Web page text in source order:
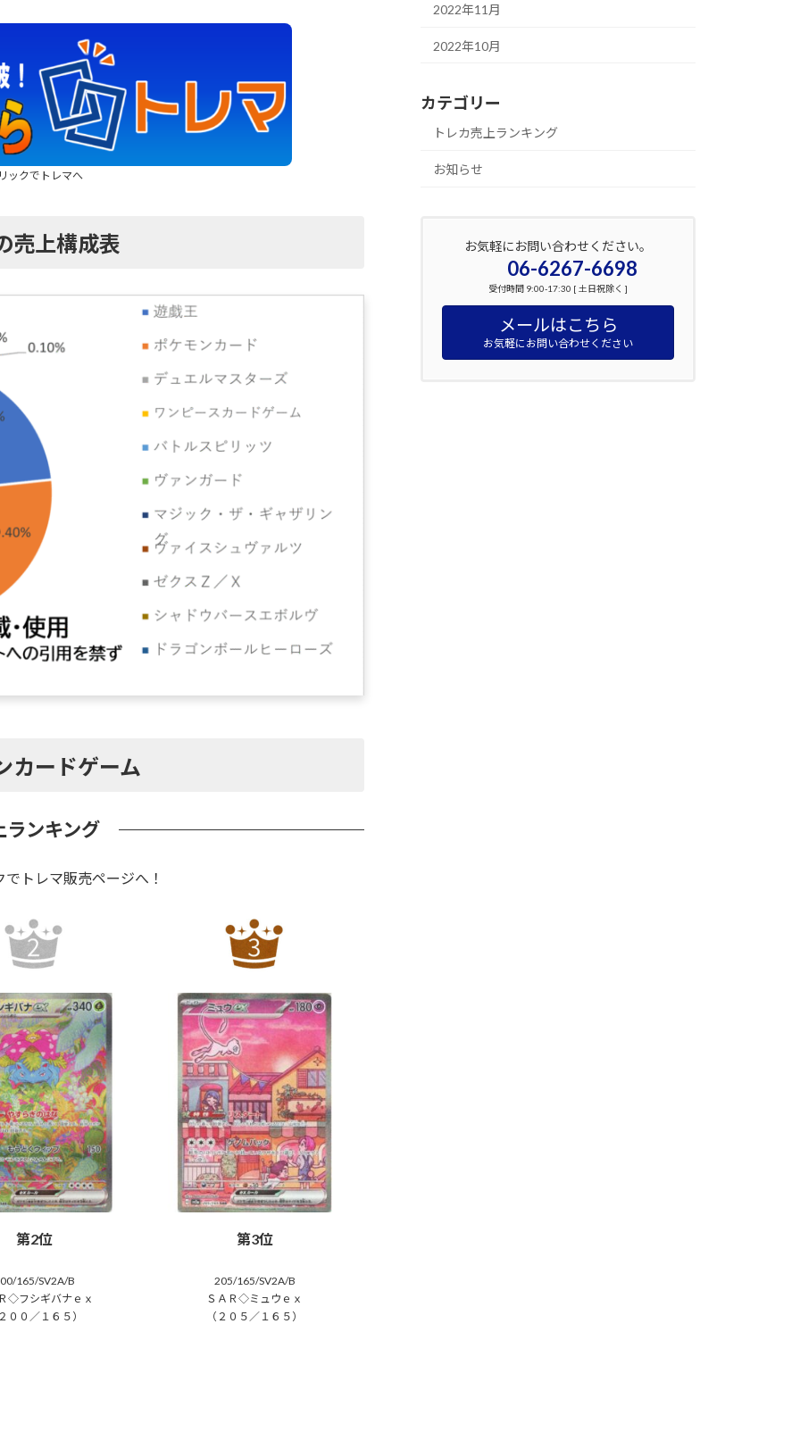
ックでトレマへ
売上構成表
カードゲーム
ランキング
トレマ販売ページへ！
第2位
165/SV2A/B
◇フシギバナｅｘ
００／１６５）
第3位
205/165/SV2A/B
ＳＡＲ◇ミュウｅｘ
（２０５／１６５）
2022年11月
2022年10月
カテゴリー
トレカ売上ランキング
お知らせ
お気軽にお問い合わせください。
06-6267-6698
受付時間 9:00-17:30 [ 土日祝除く ]
メールはこちら
お気軽にお問い合わせください